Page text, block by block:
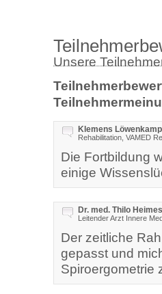
Unsere
Klemens
Rehabilitation, VAMED
Die Fortbildung
einige
Dr. med. Thilo
Leitender Arzt Innere
Der zeitliche
gepasst und
Spiroergometrie